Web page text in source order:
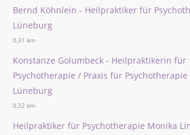
Bernd Köhnlein - Heilpraktiker für
Lüneburg
0,31 km
Konstanze Golumbeck - Heilpraktikerin für
Psychotherapie / Praxis für
Lüneburg
0,32 km
Heilpraktiker für Psychotherapie Monika